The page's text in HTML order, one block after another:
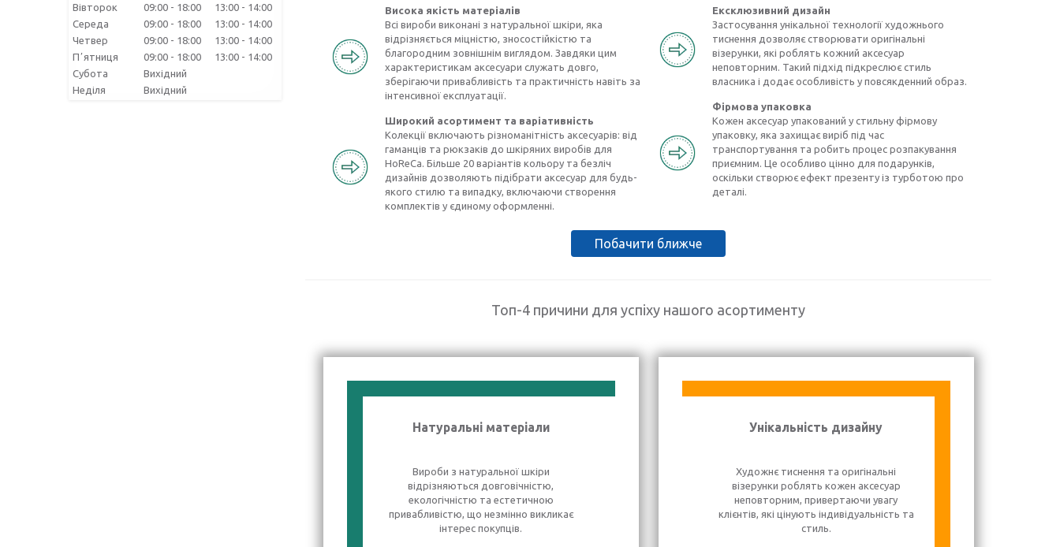
Висока якість матеріалів
Всі вироби виконані з натуральної шкіри, яка
відрізняється міцністю, зносостійкістю та
благородним зовнішнім виглядом. Завдяки цим
характеристикам аксесуари служать довго,
зберігаючи привабливість та практичність навіть за
інтенсивної експлуатації.
Широкий асортимент та варіативність
Колекції включають різноманітність аксесуарів: від
гаманців та рюкзаків до шкіряних виробів для
HoReCa. Більше 20 варіантів кольору та безліч
дизайнів дозволяють підібрати аксесуар для будь-
якого стилю та випадку, включаючи створення
комплектів у єдиному оформленні.
Ексклюзивний дизайн
Застосування унікальної технології художнього
тиснення дозволяє створювати оригінальні
візерунки, які роблять кожний аксесуар
неповторним. Такий підхід підкреслює стиль
власника і додає особливість у повсякденний образ.
Фірмова упаковка
Кожен аксесуар упакований у стильну фірмову
упаковку, яка захищає виріб під час
транспортування та робить процес розпакування
приємним. Це особливо цінно для подарунків,
оскільки створює ефект презенту із турботою про
деталі.
Побачити ближче
Топ-4 причини для успіху нашого асортименту
Натуральні матеріали
Вироби з натуральної шкіри
відрізняються довговічністю,
екологічністю та естетичною
привабливістю, що незмінно викликає
інтерес покупців.
Унікальність дизайну
Художнє тиснення та оригінальні
візерунки роблять кожен аксесуар
неповторним, привертаючи увагу
клієнтів, які цінують індивідуальність та
стиль.
Вівторок
09:00 18:00 13:00
14:00
Середа
09:00 18:00 13:00
14:00
Четвер
09:00 18:00 13:00
14:00
Пʼятниця
09:00 18:00 13:00
14:00
Субота
Вихідний
Неділя
Вихідний